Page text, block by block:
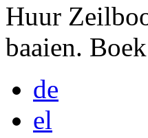
Huur
baaien.
de
el